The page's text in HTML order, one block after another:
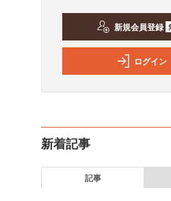
新規会員登録
ログイン
新着記事
記事